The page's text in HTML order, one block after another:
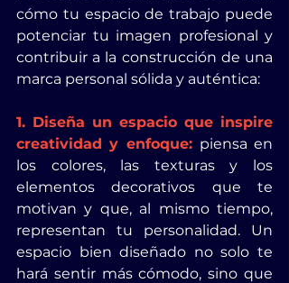
cómo tu espacio de trabajo puede
potenciar tu imagen profesional y
contribuir a la construcción de una
marca personal sólida y auténtica:
1. Diseña un espacio que inspire
creatividad y enfoque: piensa en
los colores, las texturas y los
elementos decorativos que te
motivan y que, al mismo tiempo,
representan tu personalidad. Un
espacio bien diseñado no solo te
hará sentir más cómodo, sino que